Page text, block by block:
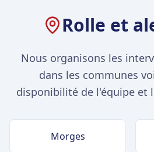
Rolle et
Nous organisons les
dans les communes
disponibilité de l'équipe et
Morges